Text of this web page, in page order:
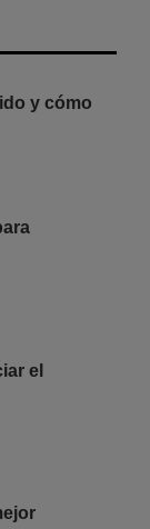
y cómo
el